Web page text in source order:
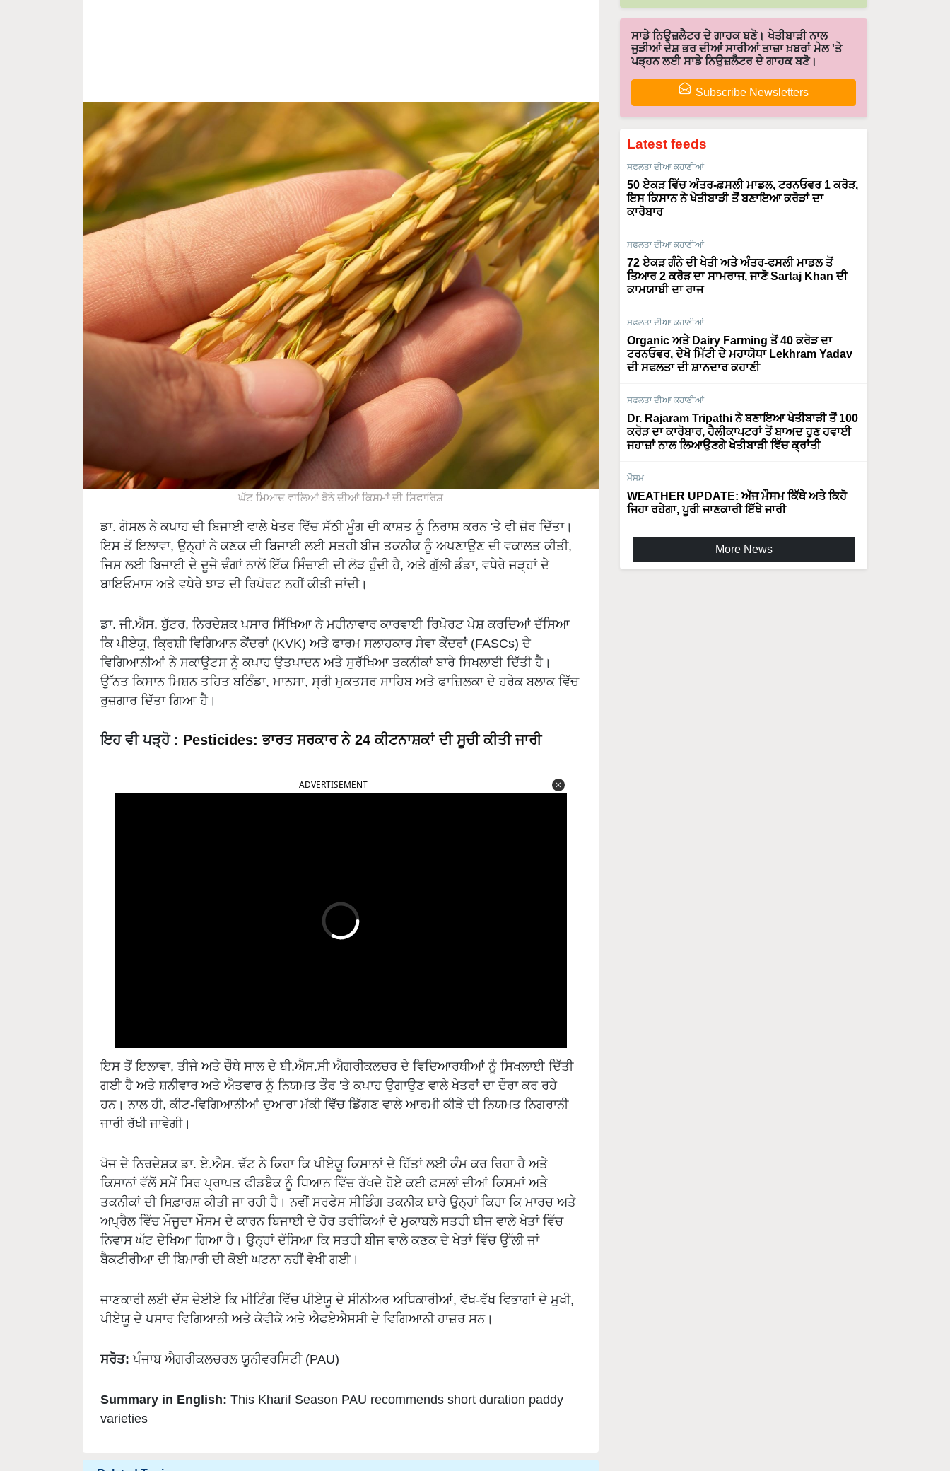
ਘੱਟ ਮਿਆਦ ਵਾਲਿਆਂ ਝੋਨੇ ਦੀਆਂ ਕਿਸਮਾਂ ਦੀ ਸਿਫਾਰਿਸ਼
ਡਾ. ਗੋਸਲ ਨੇ ਕਪਾਹ ਦੀ ਬਿਜਾਈ ਵਾਲੇ ਖੇਤਰ ਵਿੱਚ ਸੱਠੀ ਮੂੰਗ ਦੀ ਕਾਸ਼ਤ ਨੂੰ ਨਿਰਾਸ਼ ਕਰਨ 'ਤੇ ਵੀ ਜ਼ੋਰ ਦਿੱਤਾ।
ਇਸ ਤੋਂ ਇਲਾਵਾ, ਉਨ੍ਹਾਂ ਨੇ ਕਣਕ ਦੀ ਬਿਜਾਈ ਲਈ ਸਤਹੀ ਬੀਜ ਤਕਨੀਕ ਨੂੰ ਅਪਣਾਉਣ ਦੀ ਵਕਾਲਤ ਕੀਤੀ,
ਜਿਸ ਲਈ ਬਿਜਾਈ ਦੇ ਦੂਜੇ ਢੰਗਾਂ ਨਾਲੋਂ ਇੱਕ ਸਿੰਚਾਈ ਦੀ ਲੋੜ ਹੁੰਦੀ ਹੈ, ਅਤੇ ਗੁੱਲੀ ਡੰਡਾ, ਵਧੇਰੇ ਜੜ੍ਹਾਂ ਦੇ
ਬਾਇਓਮਾਸ ਅਤੇ ਵਧੇਰੇ ਝਾੜ ਦੀ ਰਿਪੋਰਟ ਨਹੀਂ ਕੀਤੀ ਜਾਂਦੀ।
ਡਾ. ਜੀ.ਐਸ. ਬੁੱਟਰ, ਨਿਰਦੇਸ਼ਕ ਪਸਾਰ ਸਿੱਖਿਆ ਨੇ ਮਹੀਨਾਵਾਰ ਕਾਰਵਾਈ ਰਿਪੋਰਟ ਪੇਸ਼ ਕਰਦਿਆਂ ਦੱਸਿਆ
ਕਿ ਪੀਏਯੂ, ਕ੍ਰਿਸ਼ੀ ਵਿਗਿਆਨ ਕੇਂਦਰਾਂ (KVK) ਅਤੇ ਫਾਰਮ ਸਲਾਹਕਾਰ ਸੇਵਾ ਕੇਂਦਰਾਂ (FASCs) ਦੇ
ਵਿਗਿਆਨੀਆਂ ਨੇ ਸਕਾਊਟਸ ਨੂੰ ਕਪਾਹ ਉਤਪਾਦਨ ਅਤੇ ਸੁਰੱਖਿਆ ਤਕਨੀਕਾਂ ਬਾਰੇ ਸਿਖਲਾਈ ਦਿੱਤੀ ਹੈ।
ਉੱਨਤ ਕਿਸਾਨ ਮਿਸ਼ਨ ਤਹਿਤ ਬਠਿੰਡਾ, ਮਾਨਸਾ, ਸ੍ਰੀ ਮੁਕਤਸਰ ਸਾਹਿਬ ਅਤੇ ਫਾਜ਼ਿਲਕਾ ਦੇ ਹਰੇਕ ਬਲਾਕ ਵਿੱਚ
ਰੁਜ਼ਗਾਰ ਦਿੱਤਾ ਗਿਆ ਹੈ।
ਇਹ ਵੀ ਪੜ੍ਹੋ : Pesticides: ਭਾਰਤ ਸਰਕਾਰ ਨੇ 24 ਕੀਟਨਾਸ਼ਕਾਂ ਦੀ ਸੂਚੀ ਕੀਤੀ ਜਾਰੀ
ਗਈ ਹੈ ਅਤੇ ਸ਼ਨੀਵਾਰ ਅਤੇ ਐਤਵਾਰ ਨੂੰ ਨਿਯਮਤ ਤੌਰ 'ਤੇ ਕਪਾਹ ਉਗਾਉਣ ਵਾਲੇ ਖੇਤਰਾਂ ਦਾ ਦੌਰਾ ਕਰ ਰਹੇ
ਹਨ। ਨਾਲ ਹੀ, ਕੀਟ-ਵਿਗਿਆਨੀਆਂ ਦੁਆਰਾ ਮੱਕੀ ਵਿੱਚ ਡਿੱਗਣ ਵਾਲੇ ਆਰਮੀ ਕੀੜੇ ਦੀ ਨਿਯਮਤ ਨਿਗਰਾਨੀ
ਜਾਰੀ ਰੱਖੀ ਜਾਵੇਗੀ।
ਕਿਸਾਨਾਂ ਵੱਲੋਂ ਸਮੇਂ ਸਿਰ ਪ੍ਰਾਪਤ ਫੀਡਬੈਕ ਨੂੰ ਧਿਆਨ ਵਿੱਚ ਰੱਖਦੇ ਹੋਏ ਕਈ ਫ਼ਸਲਾਂ ਦੀਆਂ ਕਿਸਮਾਂ ਅਤੇ
ਤਕਨੀਕਾਂ ਦੀ ਸਿਫ਼ਾਰਸ਼ ਕੀਤੀ ਜਾ ਰਹੀ ਹੈ। ਨਵੀਂ ਸਰਫੇਸ ਸੀਡਿੰਗ ਤਕਨੀਕ ਬਾਰੇ ਉਨ੍ਹਾਂ ਕਿਹਾ ਕਿ ਮਾਰਚ ਅਤੇ
ਅਪ੍ਰੈਲ ਵਿੱਚ ਮੌਜੂਦਾ ਮੌਸਮ ਦੇ ਕਾਰਨ ਬਿਜਾਈ ਦੇ ਹੋਰ ਤਰੀਕਿਆਂ ਦੇ ਮੁਕਾਬਲੇ ਸਤਹੀ ਬੀਜ ਵਾਲੇ ਖੇਤਾਂ ਵਿੱਚ
ਨਿਵਾਸ ਘੱਟ ਦੇਖਿਆ ਗਿਆ ਹੈ। ਉਨ੍ਹਾਂ ਦੱਸਿਆ ਕਿ ਸਤਹੀ ਬੀਜ ਵਾਲੇ ਕਣਕ ਦੇ ਖੇਤਾਂ ਵਿੱਚ ਉੱਲੀ ਜਾਂ
ਬੈਕਟੀਰੀਆ ਦੀ ਬਿਮਾਰੀ ਦੀ ਕੋਈ ਘਟਨਾ ਨਹੀਂ ਵੇਖੀ ਗਈ।
ਪੀਏਯੂ ਦੇ ਪਸਾਰ ਵਿਗਿਆਨੀ ਅਤੇ ਕੇਵੀਕੇ ਅਤੇ ਐਫਏਐਸਸੀ ਦੇ ਵਿਗਿਆਨੀ ਹਾਜ਼ਰ ਸਨ।
varieties
ਸਾਡੇ ਨਿਉਜ਼ਲੈਟਰ ਦੇ ਗਾਹਕ ਬਣੋ। ਖੇਤੀਬਾੜੀ ਨਾਲ
ਜੁੜੀਆਂ ਦੇਸ਼ ਭਰ ਦੀਆਂ ਸਾਰੀਆਂ ਤਾਜ਼ਾ ਖ਼ਬਰਾਂ ਮੇਲ 'ਤੇ
ਪੜ੍ਹਨ ਲਈ ਸਾਡੇ ਨਿਉਜ਼ਲੈਟਰ ਦੇ ਗਾਹਕ ਬਣੋ।
Subscribe Newsletters
Latest feeds
ਸਫਲਤਾ ਦੀਆ ਕਹਾਣੀਆਂ
50 ਏਕੜ ਵਿੱਚ ਅੰਤਰ-ਫ਼ਸਲੀ ਮਾਡਲ, ਟਰਨਓਵਰ 1 ਕਰੋੜ,
ਇਸ ਕਿਸਾਨ ਨੇ ਖੇਤੀਬਾੜੀ ਤੋਂ ਬਣਾਇਆ ਕਰੋੜਾਂ ਦਾ
ਕਾਰੋਬਾਰ
ਸਫਲਤਾ ਦੀਆ ਕਹਾਣੀਆਂ
72 ਏਕੜ ਗੰਨੇ ਦੀ ਖੇਤੀ ਅਤੇ ਅੰਤਰ-ਫਸਲੀ ਮਾਡਲ ਤੋਂ
ਤਿਆਰ 2 ਕਰੋੜ ਦਾ ਸਾਮਰਾਜ, ਜਾਣੋ Sartaj Khan ਦੀ
ਕਾਮਯਾਬੀ ਦਾ ਰਾਜ
ਸਫਲਤਾ ਦੀਆ ਕਹਾਣੀਆਂ
Organic ਅਤੇ Dairy Farming ਤੋਂ 40 ਕਰੋੜ ਦਾ
ਟਰਨਓਵਰ, ਦੇਖੋ ਮਿੱਟੀ ਦੇ ਮਹਾਯੋਧਾ Lekhram Yadav
ਦੀ ਸਫਲਤਾ ਦੀ ਸ਼ਾਨਦਾਰ ਕਹਾਣੀ
ਸਫਲਤਾ ਦੀਆ ਕਹਾਣੀਆਂ
Dr. Rajaram Tripathi ਨੇ ਬਣਾਇਆ ਖੇਤੀਬਾੜੀ ਤੋਂ 100
ਕਰੋੜ ਦਾ ਕਾਰੋਬਾਰ, ਹੈਲੀਕਾਪਟਰਾਂ ਤੋਂ ਬਾਅਦ ਹੁਣ ਹਵਾਈ
ਜਹਾਜ਼ਾਂ ਨਾਲ ਲਿਆਉਣਗੇ ਖੇਤੀਬਾੜੀ ਵਿੱਚ ਕ੍ਰਾਂਤੀ
ਮੌਸਮ
WEATHER UPDATE: ਅੱਜ ਮੌਸਮ ਕਿੱਥੇ ਅਤੇ ਕਿਹੋ
ਜਿਹਾ ਰਹੇਗਾ, ਪੂਰੀ ਜਾਣਕਾਰੀ ਇੱਥੇ ਜਾਰੀ
More News